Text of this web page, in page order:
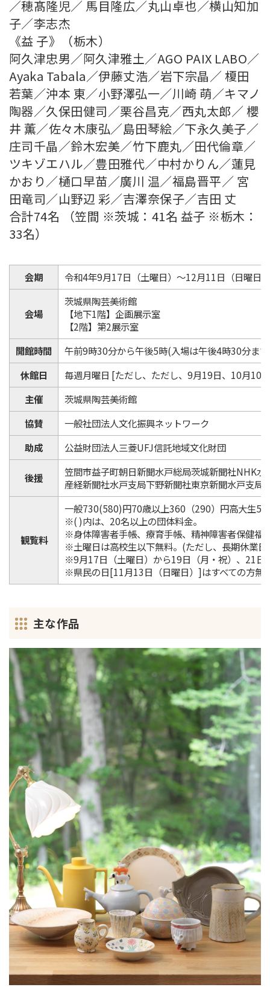
／穂髙隆児／ 馬目隆広／丸山卓也／横山知加
子／李志杰
《益 子》（栃木）
阿久津忠男／阿久津雅土／AGO PAIX LABO／
Ayaka Tabala／伊藤丈浩／岩下宗晶／ 榎田
若葉／沖本 東／小野澤弘一／川崎 萌／キマノ
陶器／久保田健司／栗谷昌克／西丸太郎／ 櫻
井 薫／佐々木康弘／島田琴絵／下永久美子／
庄司千晶／鈴木宏美／竹下鹿丸／田代倫章／
ツキゾエハル／豊田雅代／中村かりん／蓮見
かおり／樋口早苗／廣川 温／福島晋平／ 宮
田竜司／山野辺 彩／吉澤奈保子／吉田 丈
合計74名 （笠間 ※茨城：41名 益子 ※栃木：
33名）
会期 令和4年9月17日（土曜日）～12月11日（日曜日）
会場
茨城県陶芸美術館
【地下1階】企画展示室
【2階】第2展示室
開館時間
午前9時30分から午後5時(入場は午後4時30分ま
休館日
毎週月曜日 [ただし、ただし、9月19日、10月10
主催
茨城県陶芸美術館
協賛
一般社団法人文化振興ネットワーク
助成
公益財団法人三菱UFJ信託地域文化財団
後援
笠間市益子町朝日新聞水戸総局茨城新聞社NHK水
産経新聞社水戸支局下野新聞社東京新聞水戸支局
観覧料
一般730(580)円70歳以上360（290）円高大生
※( )内は、20名以上の団体料金。
※身体障害者手帳、療育手帳、精神障害者保健福
※土曜日は高校生以下無料。(ただし、長期休業
※9月17日（土曜日）から19日（月・祝）、21日
※県民の日[11月13日（日曜日）]はすべての方無
主な作品